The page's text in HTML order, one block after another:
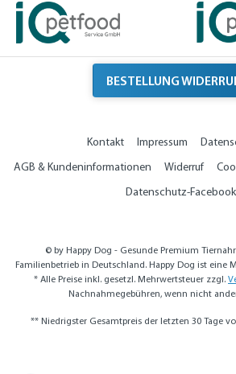
BESTELLUNG
Kontakt Impressum
AGB & Kundeninformationen
Widerruf
Datenschutz-Facebook
© by Happy Dog - Gesunde Premium
Familienbetrieb in Deutschland. Happy Dog ist eine
* Alle Preise inkl. gesetzl. Mehrwertsteuer zzgl.
Nachnahmegebühren, wenn nicht
** Niedrigster Gesamtpreis der letzten 30 Tage